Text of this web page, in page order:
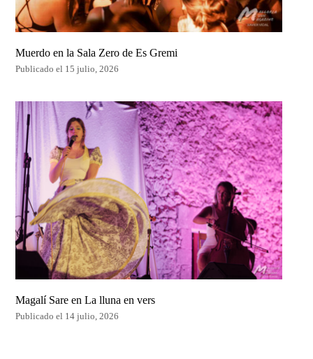
Muerdo en la Sala Zero de Es Gremi
Publicado el 15 julio, 2026
Magalí Sare en La lluna en vers
Publicado el 14 julio, 2026